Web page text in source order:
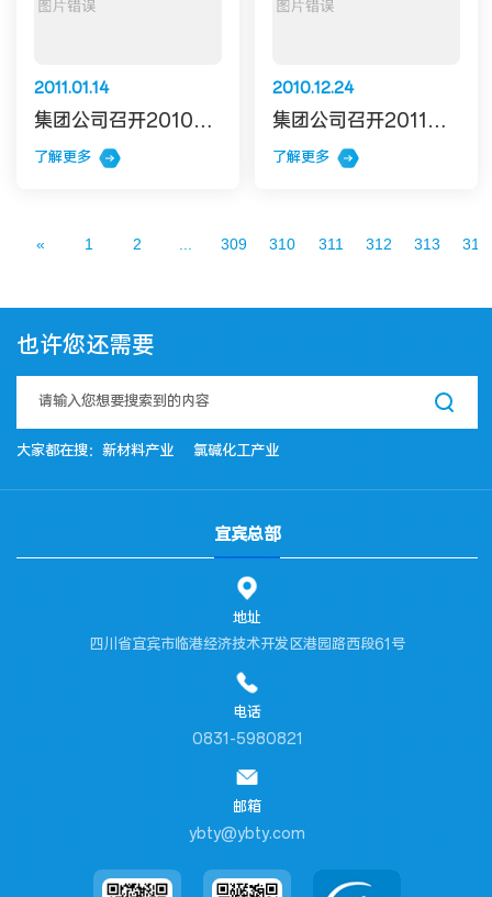
2011.01.14
集团公司召开2010年度安全生产工作总结 暨2011年安全生产工作会
了解更多
2010.12.24
集团公司召开2011年党群工作研讨会
了解更多
« 1 2 309 310 311 312 313 314
也许您还需要
大家都在搜： 新材料产业 氯碱化工产业
宜宾总部
地址
四川省宜宾市临港经济技术开发区港园路西段61号
电话
0831-5980821
邮箱
ybty@ybty.com